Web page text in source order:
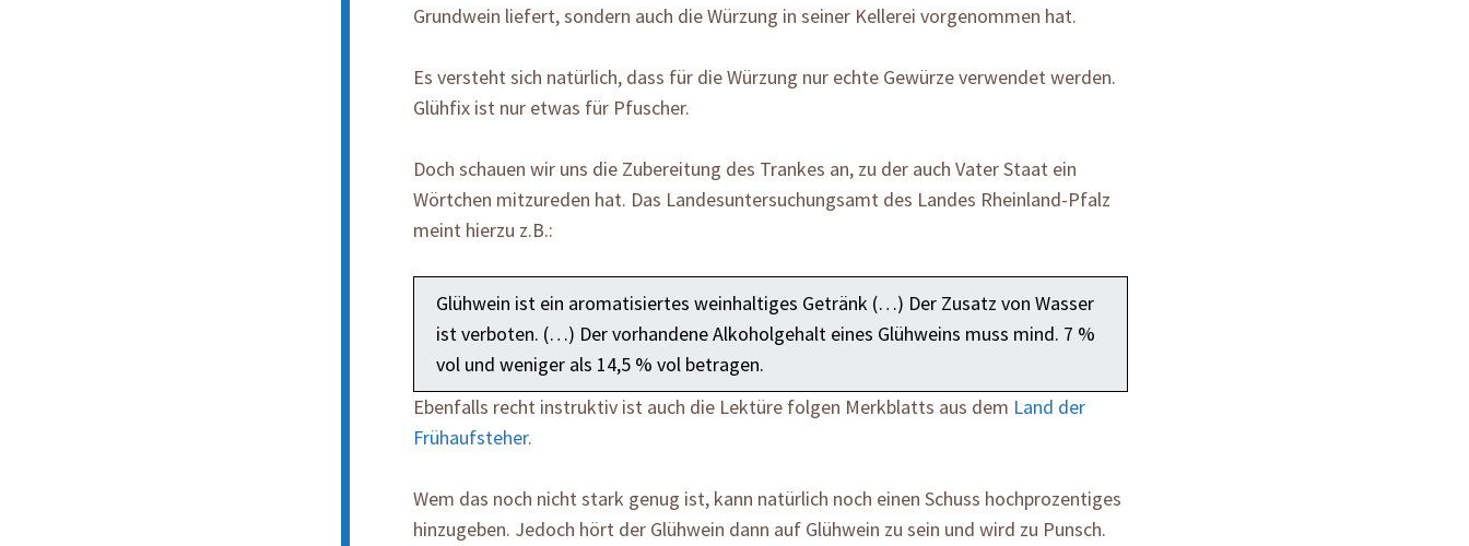
Grundwein liefert, sondern auch die Würzung in seiner Kellerei vorgenommen hat.
Es versteht sich natürlich, dass für die Würzung nur echte Gewürze verwendet werden.
Glühfix ist nur etwas für Pfuscher.
Doch schauen wir uns die Zubereitung des Trankes an, zu der auch Vater Staat ein
Wörtchen mitzureden hat. Das Landesuntersuchungsamt des Landes Rheinland-Pfalz
meint hierzu z.B.:
Glühwein ist ein aromatisiertes weinhaltiges Getränk (…) Der Zusatz von Wasser
ist verboten. (…) Der vorhandene Alkoholgehalt eines Glühweins muss mind. 7 %
vol und weniger als 14,5 % vol betragen.
Ebenfalls recht instruktiv ist auch die Lektüre folgen Merkblatts aus dem Land der
Frühaufsteher.
Wem das noch nicht stark genug ist, kann natürlich noch einen Schuss hochprozentiges
hinzugeben. Jedoch hört der Glühwein dann auf Glühwein zu sein und wird zu Punsch.